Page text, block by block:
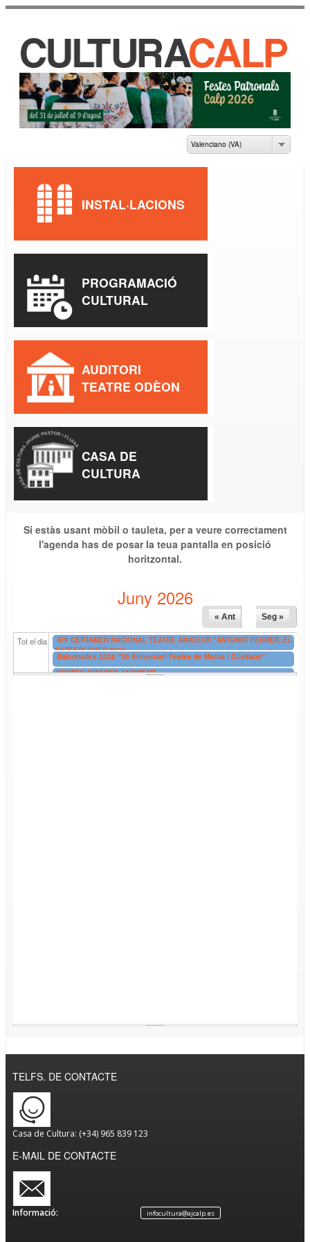
CASA DE CULTURA
JAUME PASTOR I
Valenciano (VA)
Si estàs usant mòbil o tauleta, per a veure correctament
l'agenda has de posar la teua pantalla en posició
horitzontal.
Juny 2026
« Ant Seg »
Tot el dia
XIV CERTAMEN NACIONAL TEATRE AMATEUR "ANTONIO FERRER, EL
CARTER" CALP 2026
Balconades 2026 “50 Aniversari Festes de Moros i Cristians”
VISITES GUIADES JACIMENT
INSTAL·LACIONS
PROGRAMACIÓ
CULTURAL
AUDITORI
TEATRE ODÈON
CASA DE
CULTURA
TELFS. DE CONTACTE
Casa de Cultura: (+34) 965 839 123
E-MAIL DE CONTACTE
Informació: infocultura@ajcalp.es